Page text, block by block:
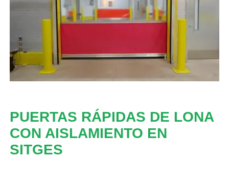
PUERTAS RÁPIDAS DE LONA
CON AISLAMIENTO EN
SITGES